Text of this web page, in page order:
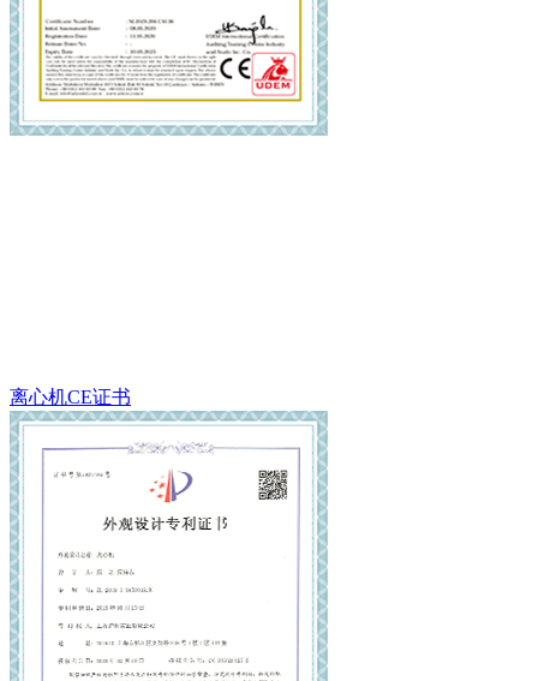
离心机CE证书